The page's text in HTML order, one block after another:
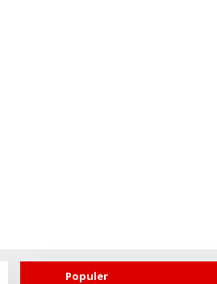
Populer